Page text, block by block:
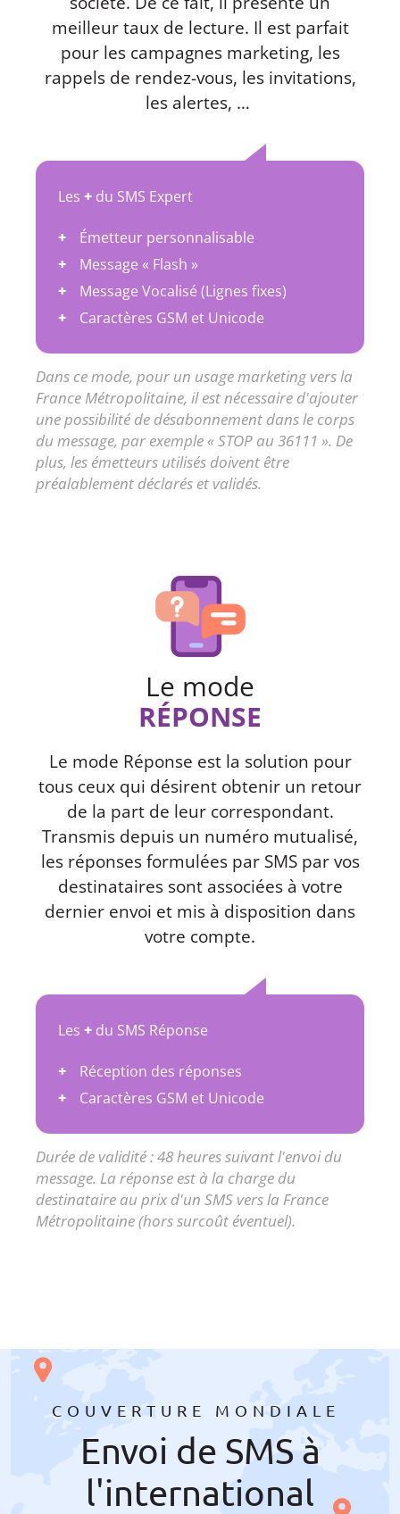
meilleur taux de lecture. Il est parfait
pour les campagnes marketing, les
rappels de rendez-vous, les invitations,
les alertes, …
Les + du SMS Expert
Émetteur personnalisable
Message « Flash »
Message Vocalisé (Lignes fixes)
Caractères GSM et Unicode
Dans ce mode, pour un usage marketing vers la
France Métropolitaine, il est nécessaire d'ajouter
une possibilité de désabonnement dans le corps
du message, par exemple « STOP au 36111 ». De
plus, les émetteurs utilisés doivent être
préalablement déclarés et validés.
Le mode
RÉPONSE
Le mode Réponse est la solution pour
tous ceux qui désirent obtenir un retour
de la part de leur correspondant.
Transmis depuis un numéro mutualisé,
les réponses formulées par SMS par vos
destinataires sont associées à votre
dernier envoi et mis à disposition dans
votre compte.
Les + du SMS Réponse
Réception des réponses
Caractères GSM et Unicode
Durée de validité : 48 heures suivant l'envoi du
message. La réponse est à la charge du
destinataire au prix d'un SMS vers la France
Métropolitaine (hors surcoût éventuel).
COUVERTURE MONDIALE
Envoi de SMS à
l'international